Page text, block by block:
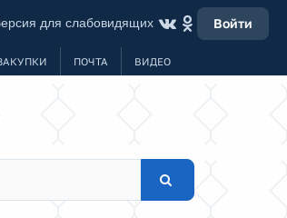
для слабовидящих Войти
ПОЧТА ВИДЕО